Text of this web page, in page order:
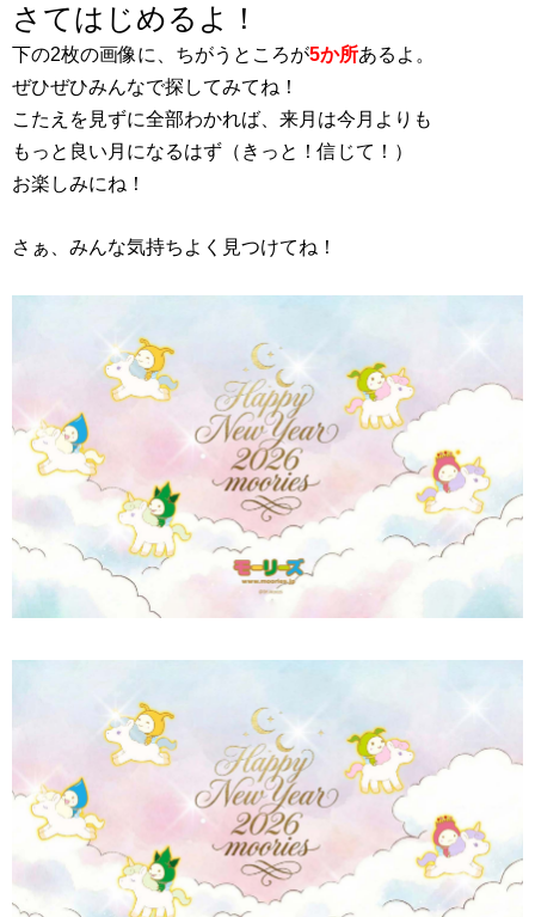
さてはじめるよ！
下の2枚の画像に、ちがうところが5か所あるよ。
ぜひぜひみんなで探してみてね！
こたえを見ずに全部わかれば、来月は今月よりも
もっと良い月になるはず（きっと！信じて！）
お楽しみにね！
さぁ、みんな気持ちよく見つけてね！